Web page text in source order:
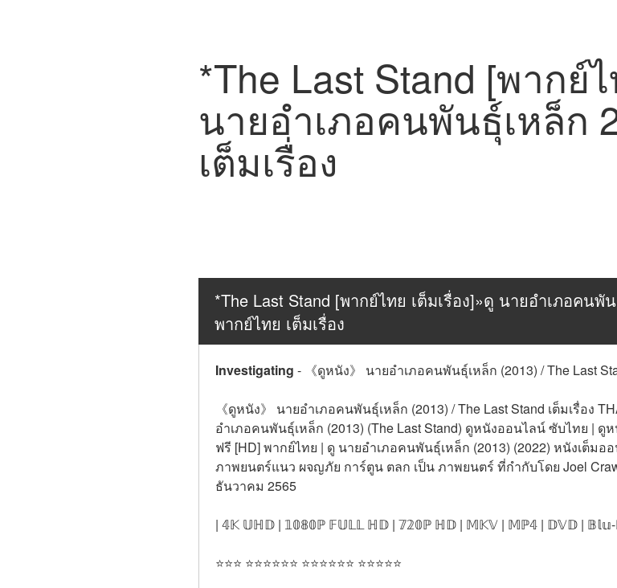
*The Last Stand [พากย์
นายอำเภอคนพันธุ์เหล็ก
เต็มเรื่อง
*The Last Stand [พากย์ไทย เต็มเรื่อง]»ดู นายอำเภอคนพั
พากย์ไทย เต็มเรื่อง
Investigating - 《ดูหนัง》 นายอำเภอคนพันธุ์เหล็ก (2013) / The Last
《ดูหนัง》 นายอำเภอคนพันธุ์เหล็ก (2013) / The Last Stand เต็มเรื่อง
อำเภอคนพันธุ์เหล็ก (2013) (The Last Stand) ดูหนังออนไลน์ ซับไทย |
ฟรี [HD] พากย์ไทย | ดู นายอำเภอคนพันธุ์เหล็ก (2013) (2022) หนังเต็มอ
ภาพยนตร์แนว ผจญภัย การ์ตูน ตลก เป็น ภาพยนตร์ ที่กำกับโดย Joel
ธันวาคม 2565
| 𝟜𝕂 𝕌ℍ𝔻 | 𝟙𝟘𝟠𝟘ℙ 𝔽𝕌𝕃𝕃 ℍ𝔻 | 𝟟𝟚𝟘ℙ ℍ𝔻 | 𝕄𝕂𝕍 | 𝕄ℙ𝟜 | 𝔻𝕍𝔻 |
⭐⭐⭐ ⭐⭐⭐⭐⭐⭐ ⭐⭐⭐⭐⭐⭐ ⭐⭐⭐⭐⭐